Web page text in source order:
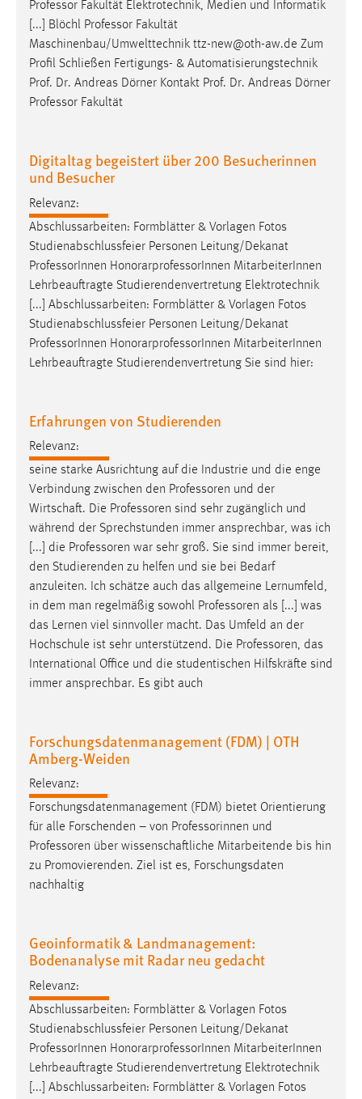
Professor Fakultät Elektrotechnik, Medien und Informatik
[...] Blöchl Professor Fakultät
Maschinenbau/Umwelttechnik ttz-new@oth-aw.de Zum
Profil Schließen Fertigungs- & Automatisierungstechnik
Prof. Dr. Andreas Dörner Kontakt Prof. Dr. Andreas Dörner
Professor Fakultät
Digitaltag begeistert über 200 Besucherinnen
und Besucher
Relevanz:
Abschlussarbeiten: Formblätter & Vorlagen Fotos
Studienabschlussfeier Personen Leitung/Dekanat
Professor Innen HonorarprofessorInnen MitarbeiterInnen
Lehrbeauftragte Studierendenvertretung Elektrotechnik
[...] Abschlussarbeiten: Formblätter & Vorlagen Fotos
Studienabschlussfeier Personen Leitung/Dekanat
Professor Innen HonorarprofessorInnen MitarbeiterInnen
Lehrbeauftragte Studierendenvertretung Sie sind hier:
Erfahrungen von Studierenden
Relevanz:
seine starke Ausrichtung auf die Industrie und die enge
Verbindung zwischen den Professoren und der
Wirtschaft. Die Professoren sind sehr zugänglich und
während der Sprechstunden immer ansprechbar, was ich
[...] die Professoren war sehr groß. Sie sind immer bereit,
den Studierenden zu helfen und sie bei Bedarf
anzuleiten. Ich schätze auch das allgemeine Lernumfeld,
in dem man regelmäßig sowohl Professoren als [...] was
das Lernen viel sinnvoller macht. Das Umfeld an der
Hochschule ist sehr unterstützend. Die Professoren, das
International Office und die studentischen Hilfskräfte sind
immer ansprechbar. Es gibt auch
Forschungsdatenmanagement (FDM) | OTH
Amberg-Weiden
Relevanz:
Forschungsdatenmanagement (FDM) bietet Orientierung
für alle Forschenden – von Professorinnen und
Professoren über wissenschaftliche Mitarbeitende bis hin
zu Promovierenden. Ziel ist es, Forschungsdaten
nachhaltig
Geoinformatik & Landmanagement:
Bodenanalyse mit Radar neu gedacht
Relevanz:
Abschlussarbeiten: Formblätter & Vorlagen Fotos
Studienabschlussfeier Personen Leitung/Dekanat
Professor Innen HonorarprofessorInnen MitarbeiterInnen
Lehrbeauftragte Studierendenvertretung Elektrotechnik
[...] Abschlussarbeiten: Formblätter & Vorlagen Fotos
EXTERNE MEDIEN
Um Inhalte von Videoplattformen und Social Media
Plattformen anzeigen zu können, werden von diesen
externen Medien Cookies gesetzt.
YouTube
Vimeo